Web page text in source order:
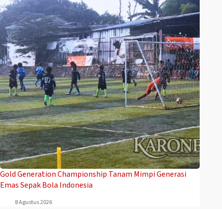
Gold Generation Championship Tanam Mimpi Generasi
Emas Sepak Bola Indonesia
8 Agustus 2026